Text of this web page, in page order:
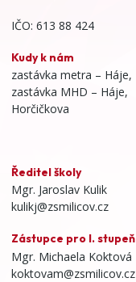
IČO: 613 88 424
Kudy k nám
zastávka metra – Háje,
zastávka MHD – Háje,
Horčičkova
Ředitel školy
Mgr. Jaroslav Kulik
kulikj@zsmilicov.cz
Zástupce pro I. stupeň
Mgr. Michaela Koktová
koktovam@zsmilicov.cz